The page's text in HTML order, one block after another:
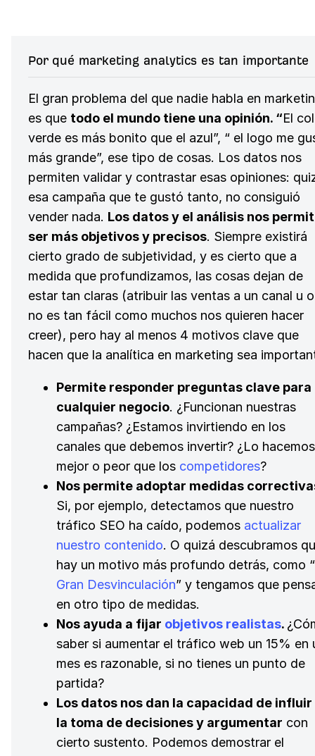
Por qué marketing analytics es tan importante
El gran problema del que nadie habla en
es que todo el mundo tiene una opinión. “El
verde es más bonito que el azul”, “ el logo me
más grande”, ese tipo de cosas. Los datos nos
permiten validar y contrastar esas opiniones:
esa campaña que te gustó tanto, no consiguió
vender nada. Los datos y el análisis nos
ser más objetivos y precisos. Siempre existirá
cierto grado de subjetividad, y es cierto que a
medida que profundizamos, las cosas dejan de
estar tan claras (atribuir las ventas a un canal u
no es tan fácil como muchos nos quieren hacer
creer), pero hay al menos 4 motivos clave que
hacen que la analítica en marketing sea
Permite responder preguntas clave para
cualquier negocio. ¿Funcionan nuestras
campañas? ¿Estamos invirtiendo en los
canales que debemos invertir? ¿Lo hacemos
mejor o peor que los competidores?
Nos permite adoptar medidas
Si, por ejemplo, detectamos que nuestro
tráfico SEO ha caído, podemos actualizar
nuestro contenido. O quizá descubramos
hay un motivo más profundo detrás, como “
Gran Desvinculación” y tengamos que
en otro tipo de medidas.
Nos ayuda a fijar objetivos realistas.
saber si aumentar el tráfico web un 15% en
mes es razonable, si no tienes un punto de
partida?
Los datos nos dan la capacidad de influir
la toma de decisiones y argumentar con
cierto sustento. Podemos demostrar el